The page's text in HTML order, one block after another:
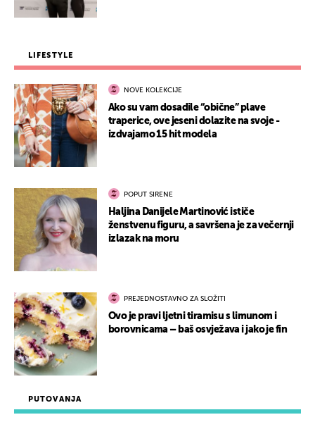
PUTOVANJA
LIFESTYLE
NOVE KOLEKCIJE
Ako su vam dosadile “obične” plave
traperice, ove jeseni dolazite na svoje -
izdvajamo 15 hit modela
POPUT SIRENE
Haljina Danijele Martinović ističe
ženstvenu figuru, a savršena je za večernji
izlazak na moru
PREJEDNOSTAVNO ZA SLOŽITI
Ovo je pravi ljetni tiramisu s limunom i
borovnicama – baš osvježava i jako je fin